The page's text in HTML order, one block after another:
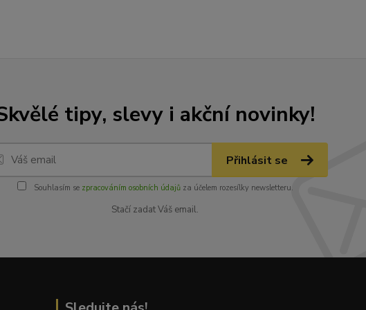
tipy, slevy i akční novinky!
Přihlásit se
Souhlasím se zpracováním osobních údajůza účelem rozesílky newsletteru.
Stačí zadat Váš email.